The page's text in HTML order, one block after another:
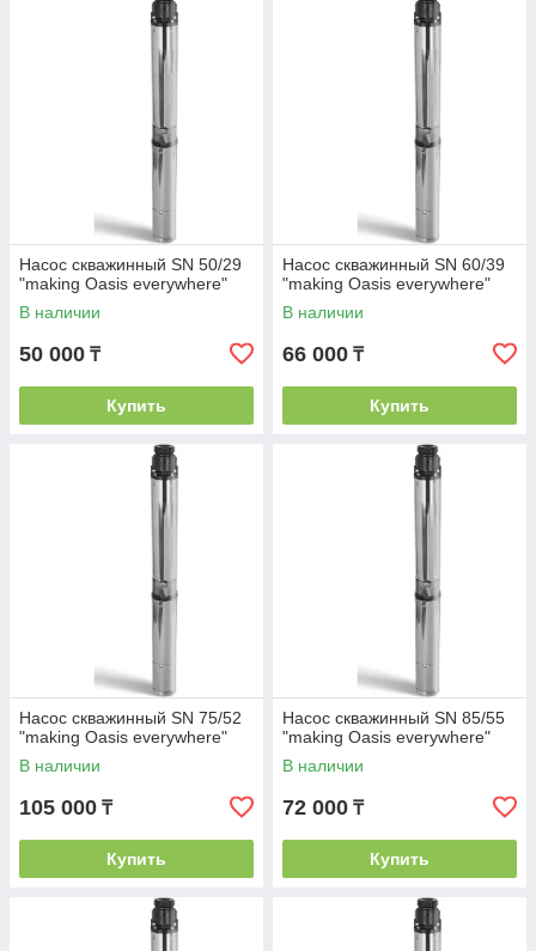
Насос скважинный SN 50/29
"making Оasis everywhere"
В наличии
50 000 ₸
Купить
Насос скважинный SN 60/39
"making Оasis everywhere"
В наличии
66 000 ₸
Купить
Насос скважинный SN 75/52
"making Оasis everywhere"
В наличии
105 000 ₸
Купить
Насос скважинный SN 85/55
"making Оasis everywhere"
В наличии
72 000 ₸
Купить